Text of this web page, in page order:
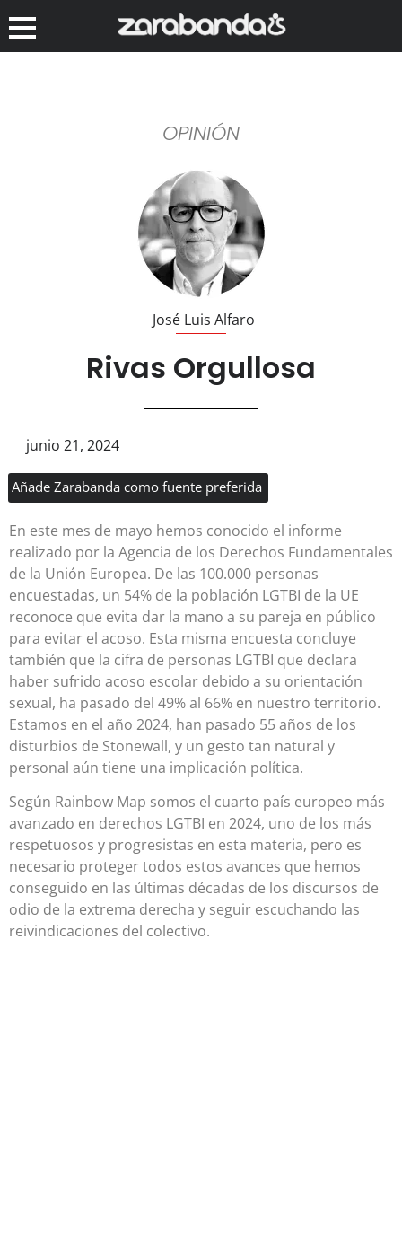
OPINIÓN
José Luis Alfaro
Rivas Orgullosa
junio 21, 2024
Añade Zarabanda como fuente preferida
En este mes de mayo hemos conocido el informe
realizado por la Agencia de los Derechos Fundamentales
de la Unión Europea. De las 100.000 personas
encuestadas, un 54% de la población LGTBI de la UE
reconoce que evita dar la mano a su pareja en público
para evitar el acoso. Esta misma encuesta concluye
también que la cifra de personas LGTBI que declara
haber sufrido acoso escolar debido a su orientación
sexual, ha pasado del 49% al 66% en nuestro territorio.
Estamos en el año 2024, han pasado 55 años de los
disturbios de Stonewall, y un gesto tan natural y
personal aún tiene una implicación política.
Según Rainbow Map somos el cuarto país europeo más
avanzado en derechos LGTBI en 2024, uno de los más
respetuosos y progresistas en esta materia, pero es
necesario proteger todos estos avances que hemos
conseguido en las últimas décadas de los discursos de
odio de la extrema derecha y seguir escuchando las
reivindicaciones del colectivo.